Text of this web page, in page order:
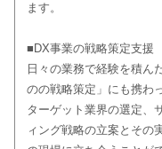
ます。
■DX事業の戦略策定支援
日々の業務で経験を積ん
のの戦略策定」にも携わ
ターゲット業界の選定、
ィング戦略の立案とその